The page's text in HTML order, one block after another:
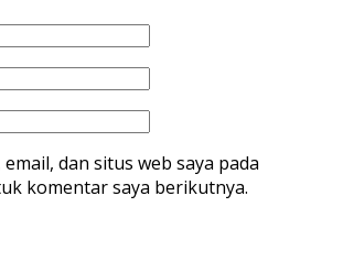
dan situs web saya pada
komentar saya berikutnya.